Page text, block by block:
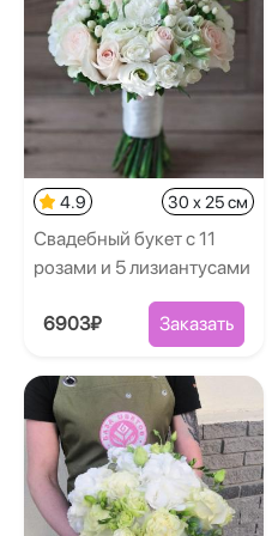
4.9 30 x 25 см
Свадебный букет с 11
розами и 5 лизиантусами
6903₽ Заказать